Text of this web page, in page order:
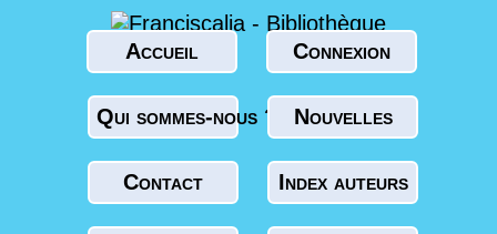
Accueil Connexion
Qui sommes-nous ? Nouvelles
Contact Index auteurs